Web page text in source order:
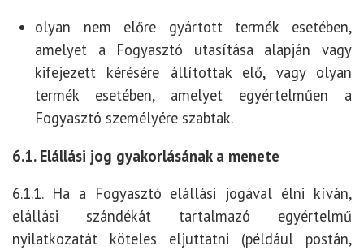
olyan nem előre gyártott termék esetében,
amelyet a Fogyasztó utasítása alapján vagy
kifejezett kérésére állítottak elő, vagy olyan
termék esetében, amelyet egyértelműen a
Fogyasztó személyére szabtak.
6.1. Elállási jog gyakorlásának a menete
6.1.1. Ha a Fogyasztó elállási jogával élni kíván,
elállási szándékát tartalmazó egyértelmű
nyilatkozatát köteles eljuttatni (például postán,